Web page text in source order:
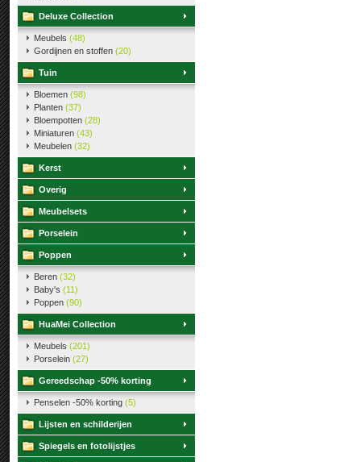
Deluxe Collection
Meubels (48)
Gordijnen en stoffen (20)
Tuin
Bloemen (98)
Planten (37)
Bloempotten (28)
Miniaturen (43)
Meubelen (32)
Kerst
Overig
Meubelsets
Porselein
Poppen
Beren (32)
Baby's (11)
Poppen (90)
HuaMei Collection
Meubels (201)
Porselein (27)
Gereedschap -50% korting
Penselen -50% korting (5)
Lijsten en schilderijen
Spiegels en fotolijstjes